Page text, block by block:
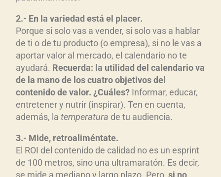
2.- En la variedad está el placer.
Porque si solo vas a vender, si solo vas a hablar
de ti o de tu producto (o empresa), si no le vas a
aportar valor al mercado, el calendario no te
ayudará. Recuerda: la utilidad del calendario va
de la mano de los cuatro objetivos del
contenido de valor. ¿Cuáles? Informar, educar,
entretener y nutrir (inspirar). Ten en cuenta,
además, la temperatura de tu audiencia.
3.- Mide, retroaliméntate.
El ROI del contenido de calidad no es un esprint
de 100 metros, sino una ultramaratón. Es decir,
se mide a mediano y largo plazo. Pero, si no